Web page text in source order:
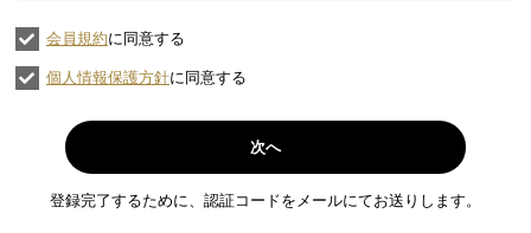
会員規約に同意する
個人情報保護方針に同意する
次へ
登録完了するために、認証コードをメールにてお送りします。